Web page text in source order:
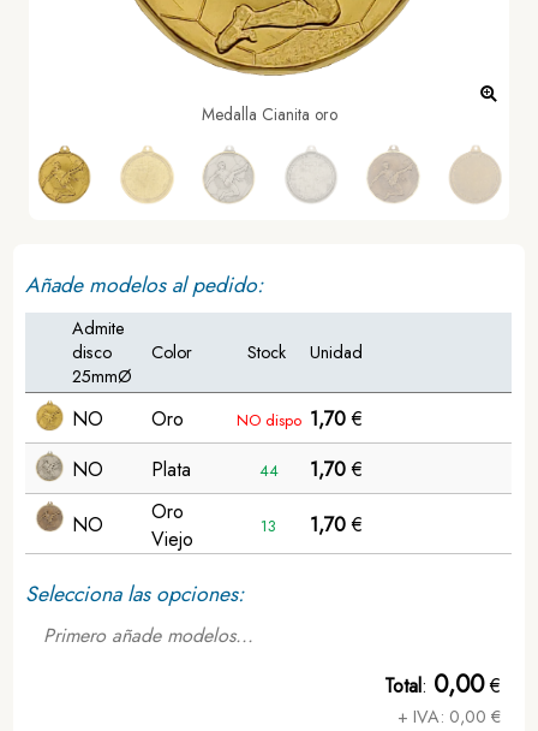
Medalla Cianita oro
Añade modelos al pedido:
Admite
disco
25mmØ
Color Stock Unidad
NO Oro NO dispo 1,70€
NO
Plata 44 1,70€
NO
Oro
Viejo
13 1,70€
Selecciona las opciones:
Primero añade modelos...
Total: 0,00€
+ IVA: 0,00 €